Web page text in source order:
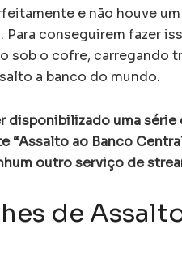
e não houve
Para conseguirem fazer
sob o cofre, carregando
a banco do mundo.
disponibilizado uma
“Assalto ao Banco
outro serviço de
de